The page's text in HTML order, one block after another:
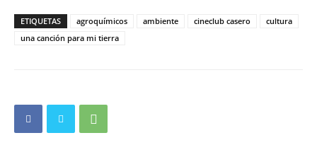
ETIQUETAS agroquímicos ambiente cineclub casero
cultura
una canción para mi tierra